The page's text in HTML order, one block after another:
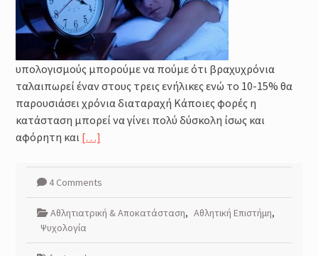
υπολογισμούς μπορούμε να πούμε ότι βραχυχρόνια
ταλαιπωρεί έναν στους τρεις ενήλικες ενώ το 10-15% θα
παρουσιάσει χρόνια διαταραχή Κάποιες φορές η
κατάσταση μπορεί να γίνει πολύ δύσκολη ίσως και
αφόρητη και […]
4 Comments
Αθλητιατρική & Αποκατάσταση, Αθλητική Επιστήμη,
Ψυχολογία